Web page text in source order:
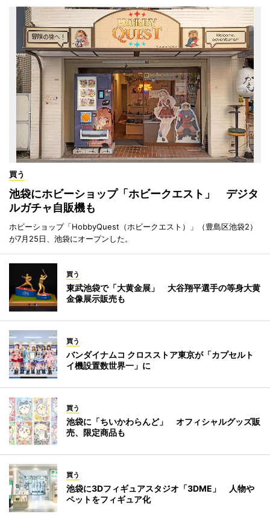
買う
池袋にホビーショップ「ホビークエスト」 デジタ
ルガチャ自販機も
ホビーショップ「HobbyQuest（ホビークエスト）」（豊島区池袋2）
が7月25日、池袋にオープンした。
買う
東武池袋で「大黄金展」 大谷翔平選手の等身大黄
金像展示販売も
買う
バンダイナムコ クロスストア東京が「カプセルト
イ機設置数世界一」に
買う
池袋に「ちいかわらんど」 オフィシャルグッズ販
売、限定商品も
買う
池袋に3Dフィギュアスタジオ「3DME」 人物や
ペットをフィギュア化